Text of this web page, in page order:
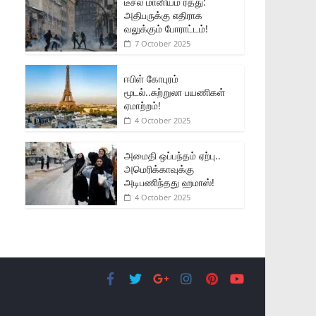
அதிபருக்கு எதிராக
வலுக்கும் போராட்டம்!
7 October 2025
ஈபிள் கோபுரம்
மூடல்..சுற்றுலா பயணிகள்
ஏமாற்றம்!
4 October 2025
அமைதி ஒப்பந்தம் ஏற்பு..
அமெரிக்காவுக்கு
அடிபணிந்தது ஹமாஸ்!
4 October 2025